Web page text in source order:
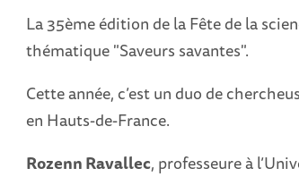
La 35ème édition de la Fête de la
thématique "Saveurs savantes".
Cette année, c’est un duo de
en Hauts-de-France.
Rozenn Ravallec, professeure à